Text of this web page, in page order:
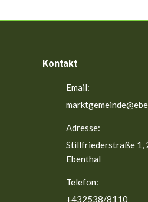
Kontakt
Email:
Adresse:
Stillfriederstraße 1,
Ebenthal
Telefon:
+432538/8110